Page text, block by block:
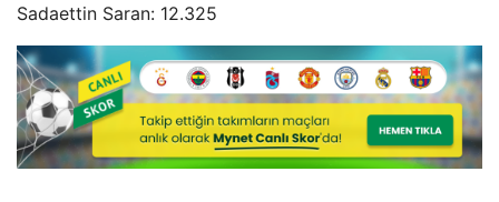
Sadaettin Saran: 12.325